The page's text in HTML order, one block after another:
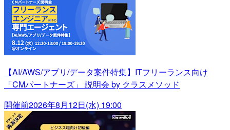
【AI/AWS/アプリ/データ案件特集】ITフリーランス向け
「CMパートナーズ」 説明会 by クラスメソッド
開催前2026年8月12日(水) 19:00